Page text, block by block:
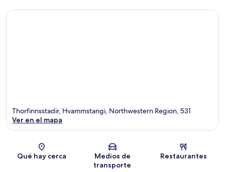
Sección del mapa
Thorfinnsstadir, Hvammstangi, Northwestern Region, 531
Ver en el mapa
Qué hay cerca
Medios de
transporte
Restaurantes